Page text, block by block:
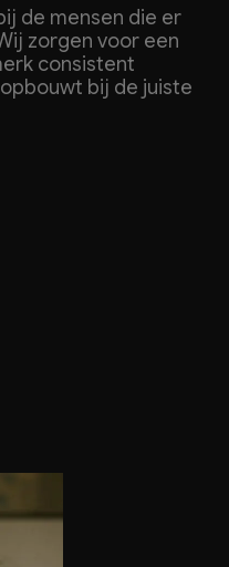
de mensen die er
zorgen voor een
consistent
bij de juiste